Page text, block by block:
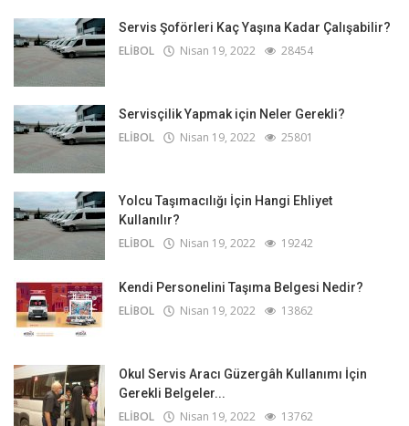
Servis Şoförleri Kaç Yaşına Kadar Çalışabilir?
ELİBOL Nisan 19, 2022 28454
Servisçilik Yapmak için Neler Gerekli?
ELİBOL Nisan 19, 2022 25801
Yolcu Taşımacılığı İçin Hangi Ehliyet
Kullanılır?
ELİBOL Nisan 19, 2022 19242
Kendi Personelini Taşıma Belgesi Nedir?
ELİBOL Nisan 19, 2022 13862
Okul Servis Aracı Güzergâh Kullanımı İçin
Gerekli Belgeler...
ELİBOL Nisan 19, 2022 13762